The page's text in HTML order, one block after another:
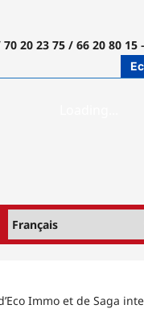
20 23 75 / 66 20 80 15
Immo et de Saga